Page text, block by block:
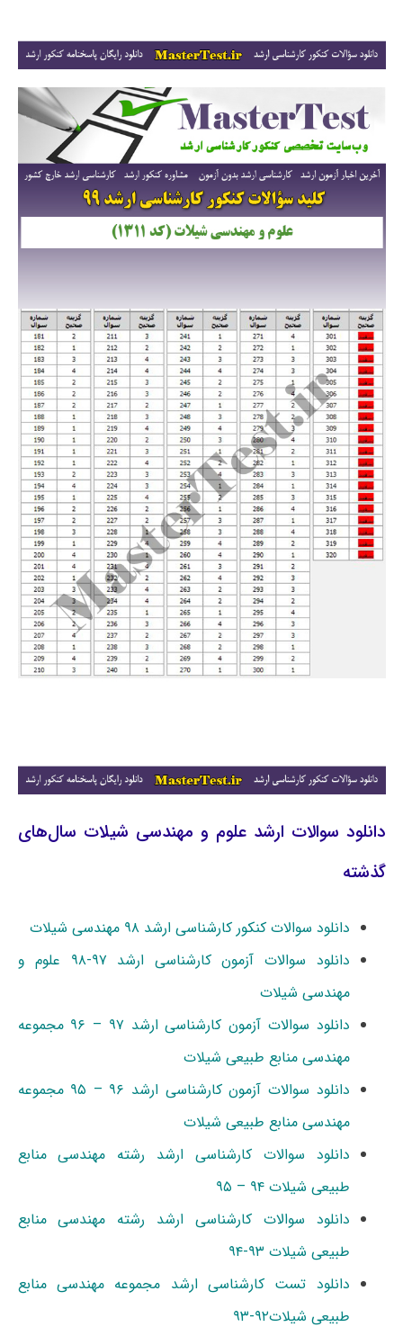
دانلود سوالات ارشد علوم و مهندسی شیلات سال‌های
گذشته
دانلود سوالات کنکور کارشناسی ارشد ۹۸ مهندسی شیلات
دانلود سوالات آزمون کارشناسی ارشد ۹۷-۹۸ علوم و
مهندسی شیلات
دانلود سوالات آزمون کارشناسی ارشد ۹۷ – ۹۶ مجموعه
مهندسی منابع طبیعی شیلات
دانلود سوالات آزمون کارشناسی ارشد ۹۶ – ۹۵ مجموعه
مهندسی منابع طبیعی شیلات
دانلود سوالات کارشناسی ارشد رشته مهندسی منابع
طبیعی شیلات ۹۴ – ۹۵
دانلود سوالات کارشناسی ارشد رشته مهندسی منابع
طبیعی شیلات ۹۳-۹۴
دانلود تست کارشناسی ارشد مجموعه مهندسی منابع
طبیعی شیلات۹۲-۹۳